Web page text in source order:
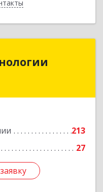
213
27
Красногорский р-н,